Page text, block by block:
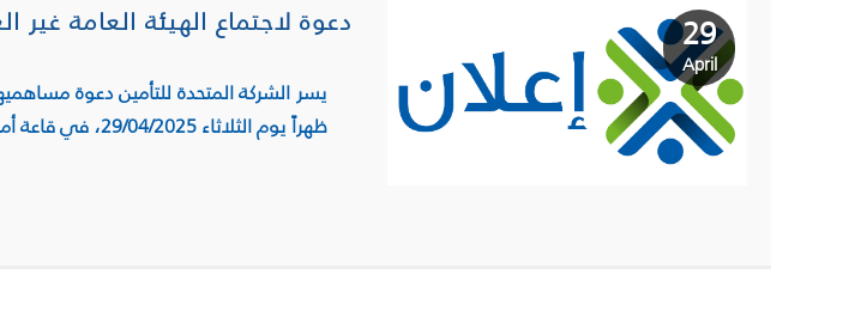
29
April
دعوة لاجتماع الهيئة العامة غير
يسر الشركة المتحدة للتأمين دعوة
ظهراً يوم الثلاثاء 29/04/2025، في قاعة أمية - فندق الشيراتون ، دمشق